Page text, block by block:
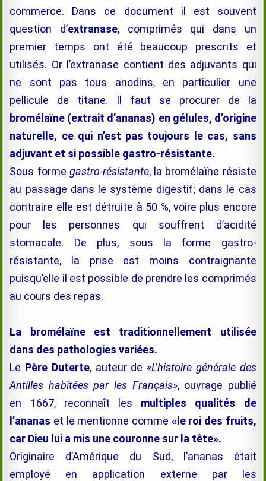
commerce. Dans ce document il est souvent
question d’extranase, comprimés qui dans un
premier temps ont été beaucoup prescrits et
utilisés. Or l’extranase contient des adjuvants qui
ne sont pas tous anodins, en particulier une
pellicule de titane. Il faut se procurer de la
bromélaïne (extrait d’ananas) en gélules, d’origine
naturelle, ce qui n’est pas toujours le cas, sans
adjuvant et si possible gastro-résistante.
Sous forme gastro-résistante, la bromélaïne résiste
au passage dans le système digestif; dans le cas
contraire elle est détruite à 50 %, voire plus encore
pour les personnes qui souffrent d’acidité
stomacale. De plus, sous la forme gastro-
résistante, la prise est moins contraignante
puisqu’elle il est possible de prendre les comprimés
au cours des repas.
La bromélaïneest traditionnellement utilisée
dans des pathologies variées.
Le Père Duterte, auteur de«L’histoire générale des
Antilles habitées par les Français», ouvrage publié
en 1667, reconnaît les multiples qualités de
l’ananas et le mentionne comme «le roi des fruits,
car Dieu lui a mis une couronne sur la tête».
Originaire d’Amérique du Sud, l’ananas était
employé en application externe par les